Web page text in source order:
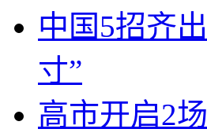
中国5招齐
寸”
高市开启2